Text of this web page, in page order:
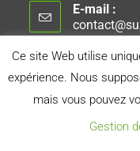
E-mail :
Connexion
Ce site Web utilise
expérience. Nous
mais vous pouvez
Gestion